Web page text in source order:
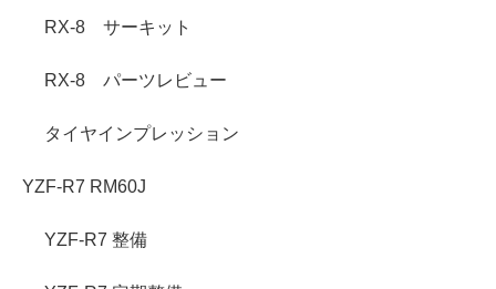
RX-8 サーキット
RX-8 パーツレビュー
タイヤインプレッション
YZF-R7 RM60J
YZF-R7 整備